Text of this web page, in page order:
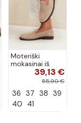
Moteriški
mokasinai iš
dirbtinės
zomšos, smėlio
39,13 €
55,90 €
36 37 38 39
40 41